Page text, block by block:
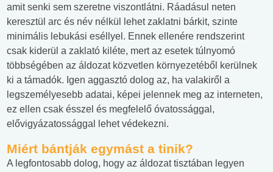
amit senki sem szeretne viszontlátni. Ráadásul neten
keresztül arc és név nélkül lehet zaklatni bárkit, szinte
minimális lebukási eséllyel. Ennek ellenére rendszerint
csak kiderül a zaklató kiléte, mert az esetek túlnyomó
többségében az áldozat közvetlen környezetéből kerülnek
ki a támadók. Igen aggasztó dolog az, ha valakiről a
legszemélyesebb adatai, képei jelennek meg az interneten,
ez ellen csak ésszel és megfelelő óvatossággal,
elővigyázatossággal lehet védekezni.
Miért bántják egymást a tinik?
A legfontosabb dolog, hogy az áldozat tisztában legyen